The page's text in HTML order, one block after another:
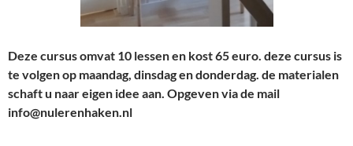
Deze cursus omvat 10 lessen en kost 65 euro. deze cursus is
te volgen op maandag, dinsdag en donderdag. de materialen
schaft u naar eigen idee aan. Opgeven via de mail
info@nulerenhaken.nl